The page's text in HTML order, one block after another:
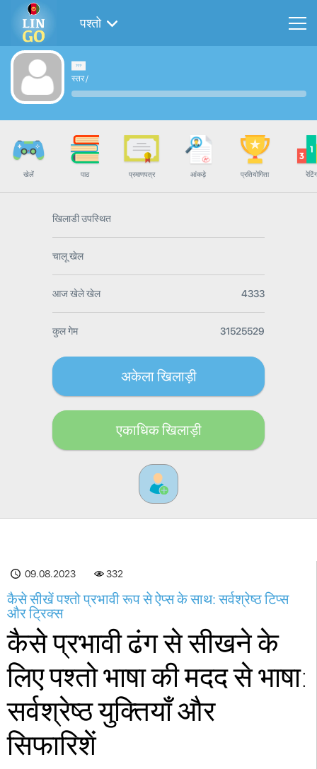
पश्तो
स्तर/
खेलें पाठ प्रमाणपत्र आंकड़े प्रतियोगिता रेटिंग
खिलाडी उपस्थित
चालू खेल
आज खेले खेल 4333
कुल गेम 31525529
अकेला खिलाड़ी
एकाधिक खिलाड़ी
09.08.2023 332
कैसे सीखें पश्तो प्रभावी रूप से ऐप्स के साथ: सर्वश्रेष्ठ टिप्स
और ट्रिक्स
कैसे प्रभावी ढंग से सीखने के
लिए पश्तो भाषा की मदद से भाषा:
सर्वश्रेष्ठ युक्तियाँ और
सिफारिशें